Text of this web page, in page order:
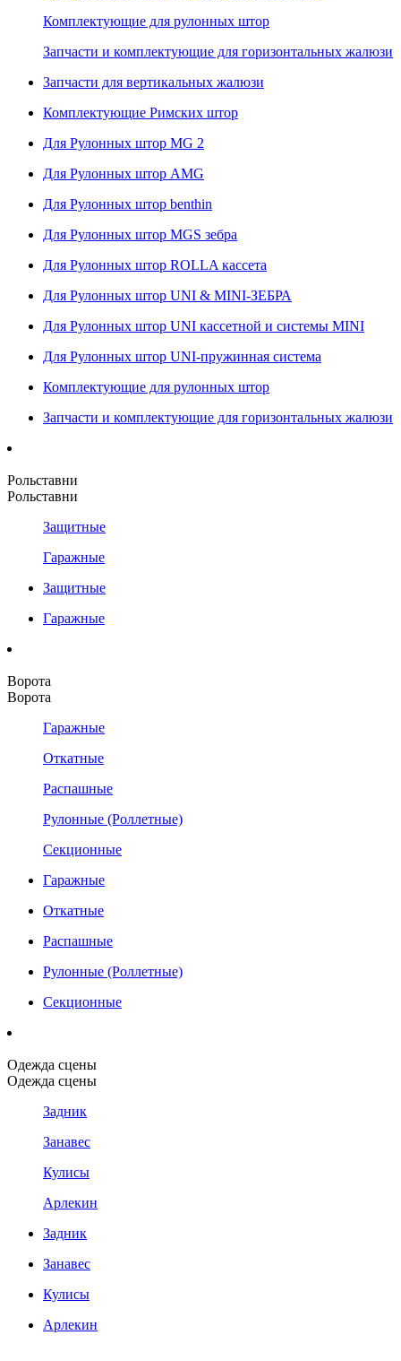
Комплектующие для рулонных штор
Запчасти и комплектующие для горизонтальных жалюзи
Запчасти для вертикальных жалюзи
Комплектующие Римских штор
Для Рулонных штор MG 2
Для Рулонных штор AMG
Для Рулонных штор benthin
Для Рулонных штор MGS зебра
Для Рулонных штор ROLLA кассета
Для Рулонных штор UNI & MINI-ЗЕБРА
Для Рулонных штор UNI кассетной и системы MINI
Для Рулонных штор UNI-пружинная система
Комплектующие для рулонных штор
Запчасти и комплектующие для горизонтальных жалюзи
Рольставни
Рольставни
Защитные
Гаражные
Защитные
Гаражные
Ворота
Ворота
Гаражные
Откатные
Распашные
Рулонные (Роллетные)
Секционные
Гаражные
Откатные
Распашные
Рулонные (Роллетные)
Секционные
Одежда сцены
Одежда сцены
Задник
Занавес
Кулисы
Арлекин
Задник
Занавес
Кулисы
Арлекин